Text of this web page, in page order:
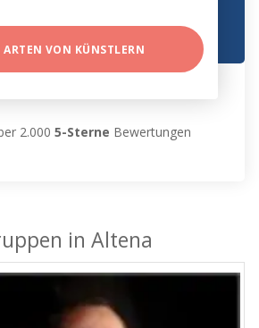
ARTEN VON KÜNSTLERN
2.0005-Sterne Bewertungen
in Altena